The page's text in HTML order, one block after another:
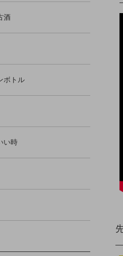
酒
ボトル
い時